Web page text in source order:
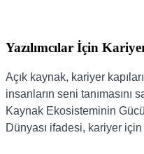
Yazılımcılar İçin
Açık kaynak, kariyer
insanların seni tanımasını
Kaynak Ekosisteminin
Dünyası ifadesi, kariyer